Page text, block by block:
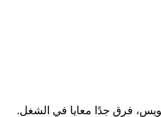
فرق جدًا معايا في الشغل.